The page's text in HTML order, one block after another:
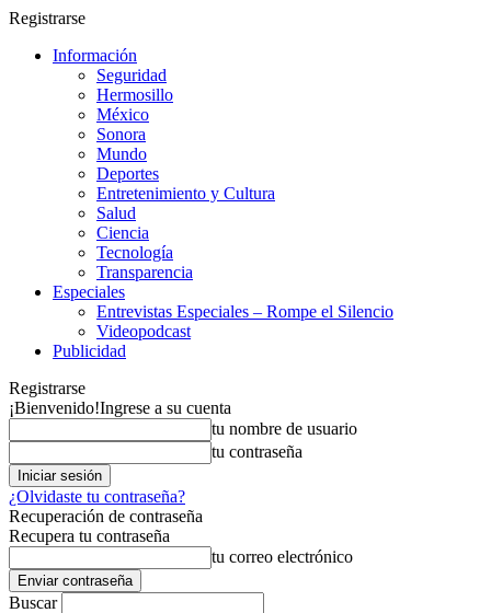
Registrarse
Información
Seguridad
Hermosillo
México
Sonora
Mundo
Deportes
Entretenimiento y Cultura
Salud
Ciencia
Tecnología
Transparencia
Especiales
Entrevistas Especiales – Rompe el Silencio
Videopodcast
Publicidad
Registrarse
¡Bienvenido!Ingrese a su cuenta
tu nombre de usuario
tu contraseña
¿Olvidaste tu contraseña?
Recuperación de contraseña
Recupera tu contraseña
tu correo electrónico
Buscar